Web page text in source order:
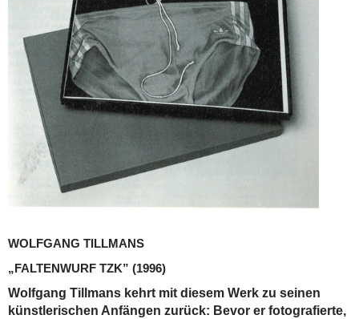
WOLFGANG TILLMANS
„FALTENWURF TZK” (1996)
Wolfgang Tillmans kehrt mit diesem Werk zu seinen
künstlerischen Anfängen zurück: Bevor er fotografierte,